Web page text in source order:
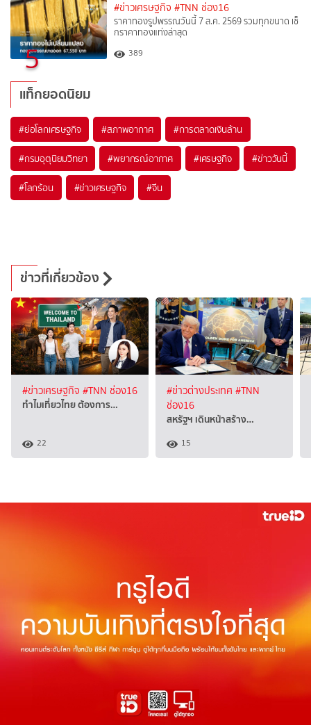
5
#ข่าวเศรษฐกิจ #TNN ช่อง16
ราคาทองรูปพรรณวันนี้ 7 ส.ค. 2569 รวมทุกขนาด เช็
กราคาทองแท่งล่าสุด
389
แท็กยอดนิยม
#ย่อโลกเศรษฐกิจ #สภาพอากาศ #การตลาดเงินล้าน
#กรมอุตุนิยมวิทยา #พยากรณ์อากาศ #เศรษฐกิจ #ข่าววันนี้
#โลกร้อน #ข่าวเศรษฐกิจ #จีน
ข่าวที่เกี่ยวข้อง
#ข่าวเศรษฐกิจ #TNN ช่อง16
ทำไมเที่ยวไทย ต้องการ…
22
#ข่าวต่างประเทศ #TNN
ช่อง16
สหรัฐฯ เดินหน้าสร้าง…
15